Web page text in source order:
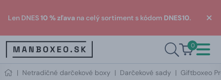
Len DNES10 % zľava na celý sortiment s kódom DNES10.
0
| Netradičné darčekové boxy | Darčekové sady | Giftboxeo